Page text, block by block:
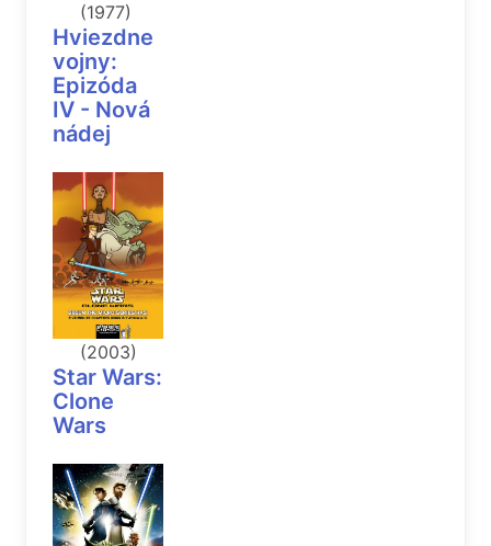
(1977)
Hviezdne
vojny:
Epizóda
IV - Nová
nádej
(2003)
Star Wars:
Clone
Wars